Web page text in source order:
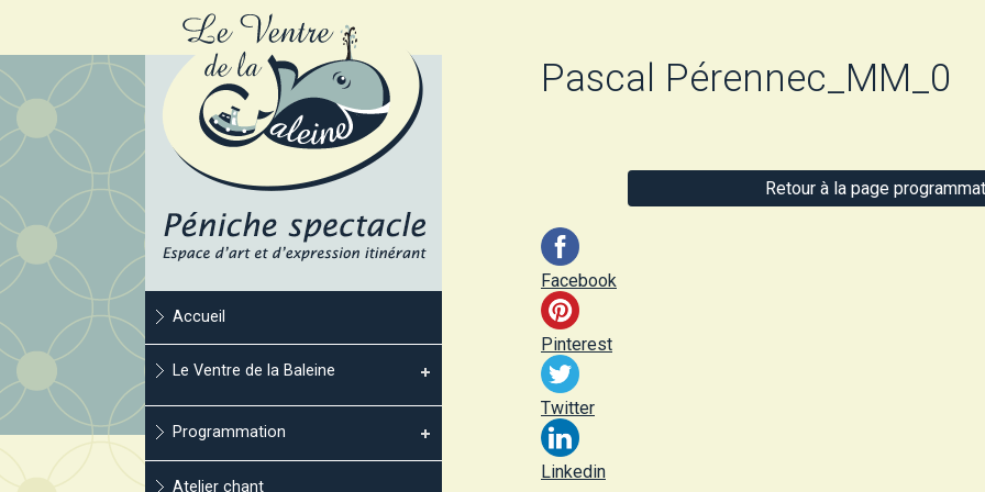
Accueil
Le Ventre de la Baleine
Programmation
Atelier chant
Pascal Pérennec_MM_0
Retour à la page
Facebook
Pinterest
Twitter
Linkedin